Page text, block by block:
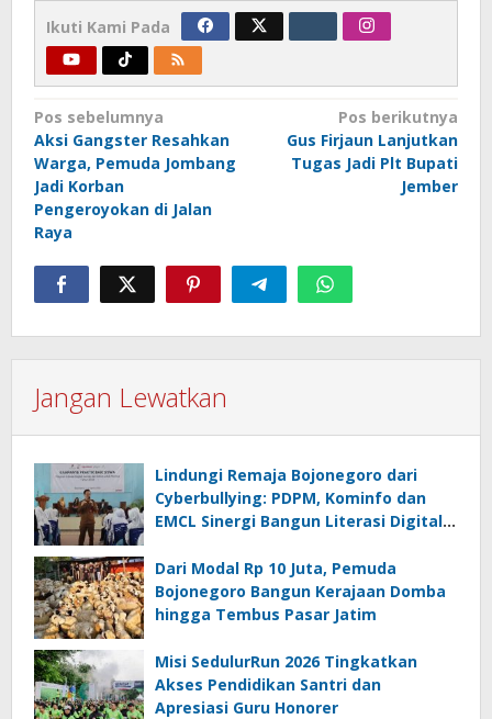
Ikuti Kami Pada
Navigasi
pos
Pos sebelumnya
Aksi Gangster Resahkan
Warga, Pemuda Jombang
Jadi Korban
Pengeroyokan di Jalan
Raya
Pos berikutnya
Gus Firjaun Lanjutkan
Tugas Jadi Plt Bupati
Jember
Jangan Lewatkan
Lindungi Remaja Bojonegoro dari
Cyberbullying: PDPM, Kominfo dan
EMCL Sinergi Bangun Literasi Digital
Dari Modal Rp 10 Juta, Pemuda
Bojonegoro Bangun Kerajaan Domba
hingga Tembus Pasar Jatim
Misi SedulurRun 2026 Tingkatkan
Akses Pendidikan Santri dan
Apresiasi Guru Honorer